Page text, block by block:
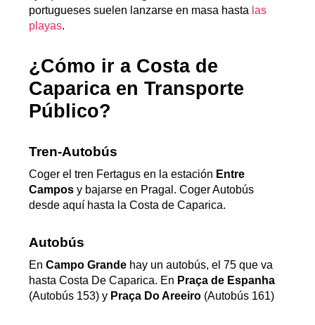
portugueses suelen lanzarse en masa hasta las
playas.
¿Cómo ir a Costa de
Caparica en Transporte
Público?
Tren-Autobús
Coger el tren Fertagus en la estación Entre
Campos y bajarse en Pragal. Coger Autobús
desde aquí hasta la Costa de Caparica.
Autobús
EnCampo Grande hay un autobús, el 75 que va
hasta Costa De Caparica. En Praça de Espanha
(Autobús 153) y Praça Do Areeiro (Autobús 161)